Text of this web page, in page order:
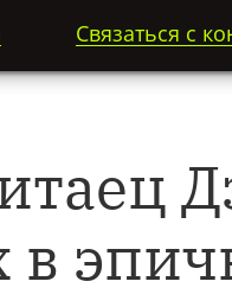
Связаться с
в